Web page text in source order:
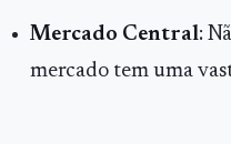
Mercado Central:
mercado tem uma